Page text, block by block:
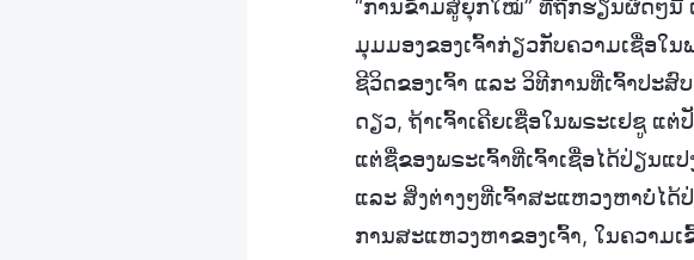
“ການຂ້າມສູ່ຍຸກໃໝ່” ທີ່ຖືກຮຽນຜິດໆນີ້
ມຸມມອງຂອງເຈົ້າກ່ຽວກັບຄວາມເຊື່ອໃນ
ຊີວິດຂອງເຈົ້າ ແລະ ວິທີການທີ່ເຈົ້າປະ
ດຽວ, ຖ້າເຈົ້າເຄີຍເຊື່ອໃນພຣະເຢຊູ ແ
ແຕ່ຊື່ຂອງພຣະເຈົ້າທີ່ເຈົ້າເຊື່ອໄດ້ປ່ຽນແ
ແລະ ສິ່ງຕ່າງໆທີ່ເຈົ້າສະແຫວງຫາບໍ່ໄດ້
ການສະແຫວງຫາຂອງເຈົ້າ, ໃນຄວາມເ